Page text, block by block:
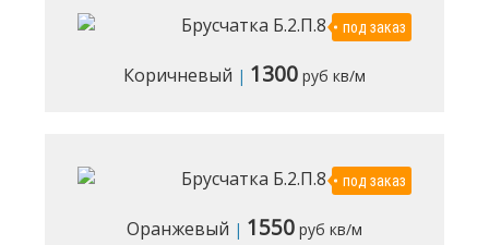
под заказ
Коричневый | 1300 руб кв/м
под заказ
Оранжевый | 1550 руб кв/м